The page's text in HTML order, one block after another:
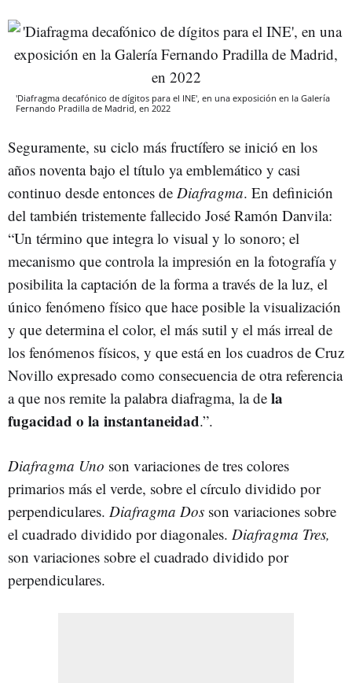
'Diafragma decafónico de dígitos para el INE', en una exposición en la Galería
Fernando Pradilla de Madrid, en 2022
Seguramente, su ciclo más fructífero se inició en los
años noventa bajo el título ya emblemático y casi
continuo desde entonces de Diafragma. En definición
del también tristemente fallecido José Ramón Danvila:
“Un término que integra lo visual y lo sonoro; el
mecanismo que controla la impresión en la fotografía y
posibilita la captación de la forma a través de la luz, el
único fenómeno físico que hace posible la visualización
y que determina el color, el más sutil y el más irreal de
los fenómenos físicos, y que está en los cuadros de Cruz
Novillo expresado como consecuencia de otra referencia
a que nos remite la palabra diafragma, la de la
fugacidad o la instantaneidad.”.
Diafragma Uno son variaciones de tres colores
primarios más el verde, sobre el círculo dividido por
perpendiculares. Diafragma Dos son variaciones sobre
el cuadrado dividido por diagonales. Diafragma Tres,
son variaciones sobre el cuadrado dividido por
perpendiculares.